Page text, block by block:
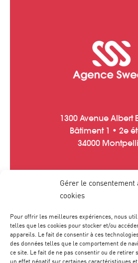
Gérer le consentement
cookies
Pour offrir les meilleures expériences, nous
telles que les cookies pour stocker et/ou
appareils. Le fait de consentir à ces
des données telles que le comportement de
ce site. Le fait de ne pas consentir ou de retirer
un effet négatif sur certaines caractéristiques et
1300 Avenue Albert
Bâtiment 1 • 2e
34000
Tél :